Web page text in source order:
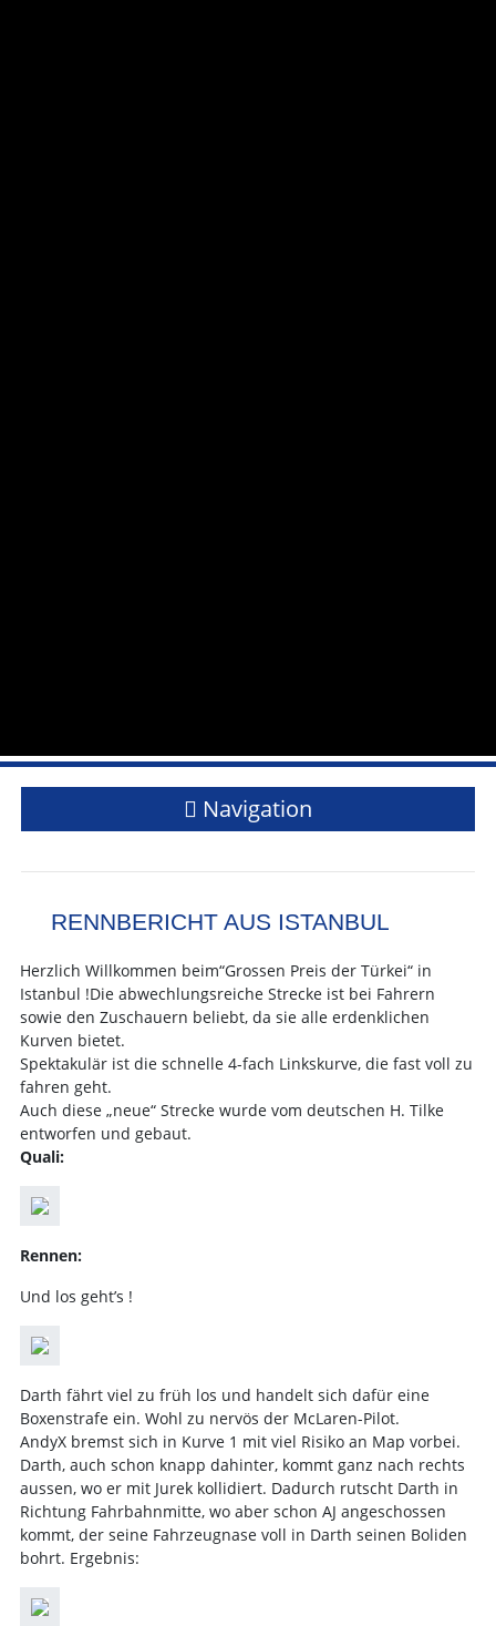
Navigation
RENNBERICHT AUS ISTANBUL
Herzlich Willkommen beim“Grossen Preis der Türkei“ in
Istanbul !Die abwechlungsreiche Strecke ist bei Fahrern
sowie den Zuschauern beliebt, da sie alle erdenklichen
Kurven bietet.
Spektakulär ist die schnelle 4-fach Linkskurve, die fast voll zu
fahren geht.
Auch diese „neue“ Strecke wurde vom deutschen H. Tilke
entworfen und gebaut.
Quali:
Rennen:
Und los geht’s !
Darth fährt viel zu früh los und handelt sich dafür eine
Boxenstrafe ein. Wohl zu nervös der McLaren-Pilot.
AndyX bremst sich in Kurve 1 mit viel Risiko an Map vorbei.
Darth, auch schon knapp dahinter, kommt ganz nach rechts
aussen, wo er mit Jurek kollidiert. Dadurch rutscht Darth in
Richtung Fahrbahnmitte, wo aber schon AJ angeschossen
kommt, der seine Fahrzeugnase voll in Darth seinen Boliden
bohrt. Ergebnis: